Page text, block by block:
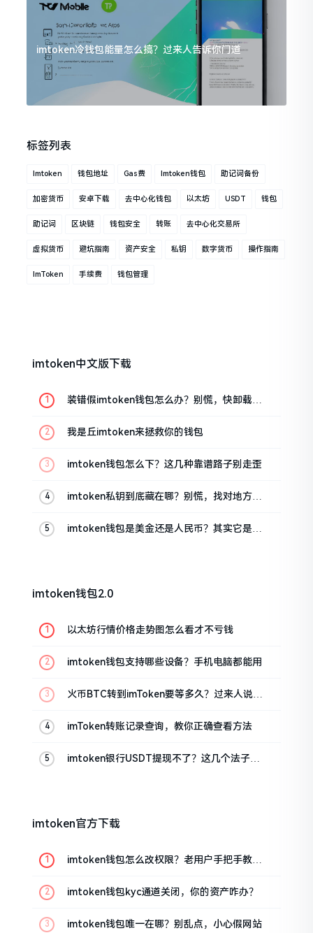
imtoken冷钱包能量怎么搞？过来人告诉你门道
标签列表
Imtoken 钱包地址 Gas费 Imtoken钱包 助记词备份
加密货币 安卓下载 去中心化钱包 以太坊 USDT 钱包
助记词 区块链 钱包安全 转账 去中心化交易所
虚拟货币 避坑指南 资产安全 私钥 数字货币 操作指南
ImToken 手续费 钱包管理
imtoken中文版下载
装错假imtoken钱包怎么办？别慌，快卸载，
我是丘imtoken来拯救你的钱包
imtoken钱包怎么下？这几种靠谱路子别走歪
imtoken私钥到底藏在哪？别慌，找对地方才
imtoken钱包是美金还是人民币？其实它是个
imtoken钱包2.0
以太坊行情价格走势图怎么看才不亏钱
imtoken钱包支持哪些设备？手机电脑都能用
火币BTC转到imToken要等多久？过来人说说
imToken转账记录查询，教你正确查看方法
imtoken银行USDT提现不了？这几个法子能
imtoken官方下载
imtoken钱包怎么改权限？老用户手把手教你
imtoken钱包kyc通道关闭，你的资产咋办？
imtoken钱包唯一在哪？别乱点，小心假网站